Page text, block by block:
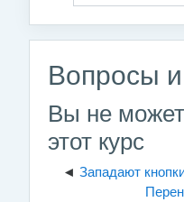
Вопросы
Вы не
этот курс
Западают